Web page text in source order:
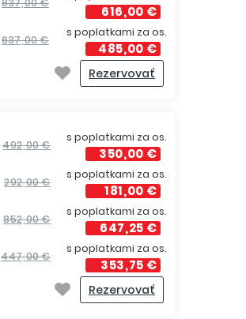
616,00 €
637,00 €
s poplatkami za os.
485,00 €
Rezervovať
492,00 €
s poplatkami za os.
350,00 €
292,00 €
s poplatkami za os.
181,00 €
852,00 €
s poplatkami za os.
647,25 €
447,00 €
s poplatkami za os.
353,75 €
Rezervovať